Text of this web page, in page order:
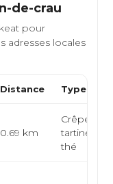
de-crau
pour
adresses locales
Distance Type de
0.69 km
Crêperie,
tartines,
thé